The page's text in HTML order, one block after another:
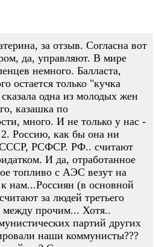
за отзыв. Согласна вот
да, управляют. В мире
немного. Балласта,
остается только "кучка
одна из молодых жен
казашка по
много. И не только у нас -
Россию, как бы она ни
СССР, РСФСР. РФ.. считают
И да, отработанное
топливо с АЭС везут на
к нам...Россиян (в основной
за людей третьего
между прочим... Хотя..
партий других
наши коммунисты???